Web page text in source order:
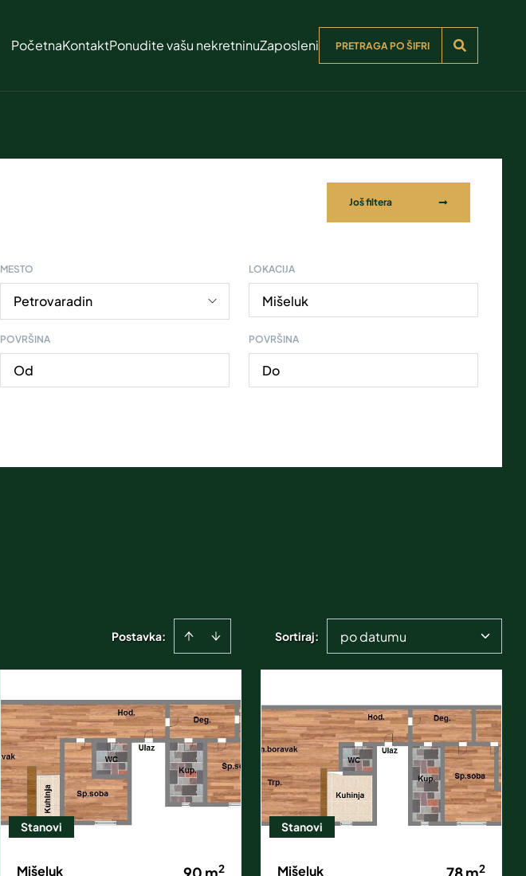
PočetnaKontaktPonudite vašu nekretninuZaposleni
Još filtera
MESTO LOKACIJA
Mišeluk
POVRŠINA POVRŠINA
Postavka: Sortiraj: po datumu
Stanovi
Mišeluk 2
Stanovi
Mišeluk 2